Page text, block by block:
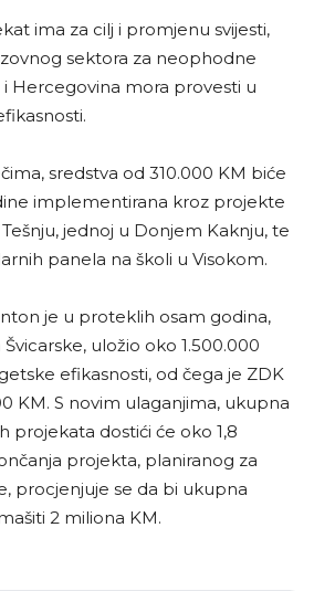
ima za cilj i promjenu svijesti,
sektora za neophodne
Hercegovina mora provesti u
sredstva od 310.000 KM biće
implementirana kroz projekte
jednoj u Donjem Kaknju, te
panela na školi u Visokom.
je u proteklih osam godina,
uložio oko 1.500.000
efikasnosti, od čega je ZDK
KM. S novim ulaganjima, ukupna
projekata dostići će oko 1,8
projekta, planiranog za
procjenjuje se da bi ukupna
2 miliona KM.